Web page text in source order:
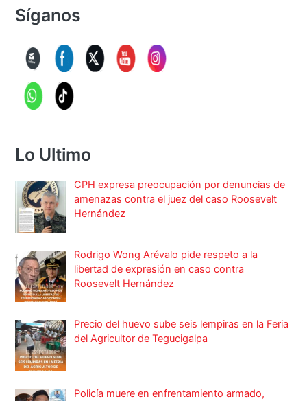
Síganos
Lo Ultimo
CPH expresa preocupación por denuncias de
amenazas contra el juez del caso Roosevelt
Hernández
Rodrigo Wong Arévalo pide respeto a la
libertad de expresión en caso contra
Roosevelt Hernández
Precio del huevo sube seis lempiras en la Feria
del Agricultor de Tegucigalpa
Policía muere en enfrentamiento armado,